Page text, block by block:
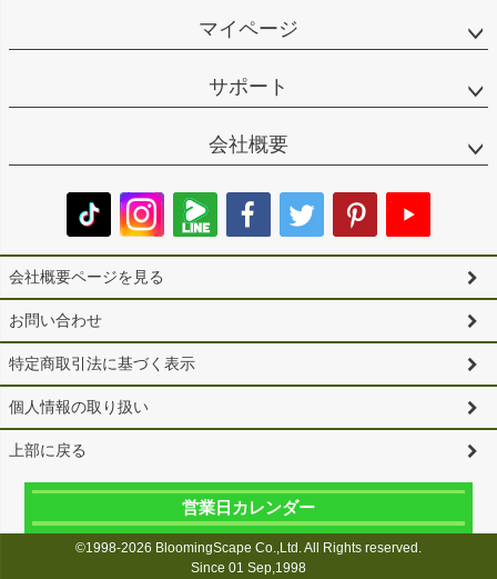
マイページ
サポート
会社概要
会社概要ページを見る
お問い合わせ
特定商取引法に基づく表示
個人情報の取り扱い
上部に戻る
営業日カレンダー
©1998-2026 BloomingScape Co.,Ltd. All Rights reserved.
Since 01 Sep,1998